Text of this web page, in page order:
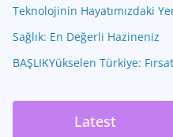
Teknolojinin Hayatımızdaki
Sağlık: En Değerli Hazineniz
BAŞLIKYükselen Türkiye:
Latest